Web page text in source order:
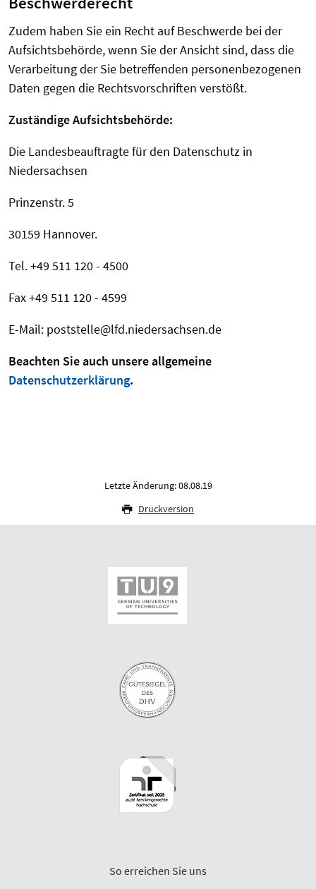
Zudem haben Sie ein Recht auf Beschwerde bei der
Aufsichtsbehörde, wenn Sie der Ansicht sind, dass die
Verarbeitung der Sie betreffenden personenbezogenen
Daten gegen die Rechtsvorschriften verstößt.
Zuständige Aufsichtsbehörde:
Die Landesbeauftragte für den Datenschutz in
Niedersachsen
Prinzenstr. 5
30159 Hannover.
Tel. +49 511 120 - 4500
Fax +49 511 120 - 4599
E-Mail: poststelle@lfd.niedersachsen.de
Beachten Sie auch unsere allgemeine
Datenschutzerklärung.
Letzte Änderung: 08.08.19
Druckversion
So erreichen Sie uns